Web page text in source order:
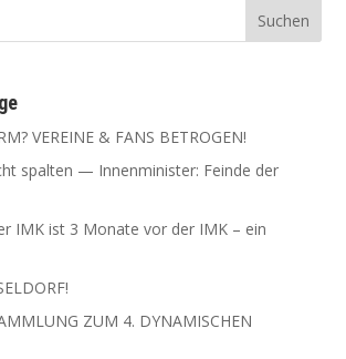
VEREINE & FANS BETROGEN!
spal­ten — Innen­mi­nis­ter: Fein­de der
IMK ist 3 Mona­te vor der IMK – ein
ZUM 4. DYNAMISCHEN